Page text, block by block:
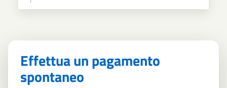
Effettua un pagamento
spontaneo